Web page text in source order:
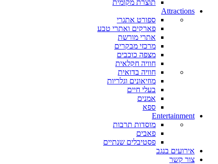
תוצרת מקומית
Attractions
ספורט אתגרי
פארקים ואתרי טבע
אתרי מורשת
מרכזי מבקרים
מצפה כוכבים
חוויה חקלאית
חוויה בדואית
מוזיאונים וגלריות
בעלי חיים
אמנים
ספא
Entertainment
מוסדות תרבות
פאבים
פסטיבלים שנתיים
אירועים בנגב
צור קשר